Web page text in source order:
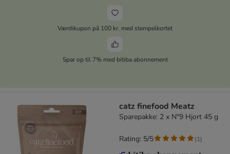
Værdikupon på 100 kr. med stempelkortet
Spar op til 7% med bitiba abonnement
catz finefood Meatz
Sparepakke: 2 x N°9 Hjort 45 g
Rating: 5/5 (1)